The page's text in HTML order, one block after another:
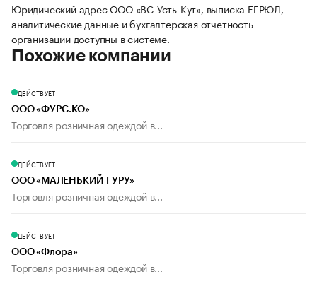
Юридический адрес ООО «ВС-Усть-Кут», выписка ЕГРЮЛ,
аналитические данные и бухгалтерская отчетность
организации доступны в системе.
Похожие компании
ДЕЙСТВУЕТ
ООО «ФУРС.КО»
Торговля розничная одеждой в...
ДЕЙСТВУЕТ
ООО «МАЛЕНЬКИЙ ГУРУ»
Торговля розничная одеждой в...
ДЕЙСТВУЕТ
ООО «Флора»
Торговля розничная одеждой в...